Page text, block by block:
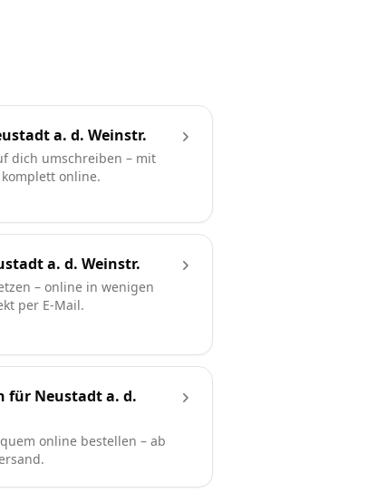
a. d. Weinstr.
dich umschreiben – mit
online.
a. d. Weinstr.
– online in wenigen
per E-Mail.
für Neustadt a. d.
online bestellen – ab